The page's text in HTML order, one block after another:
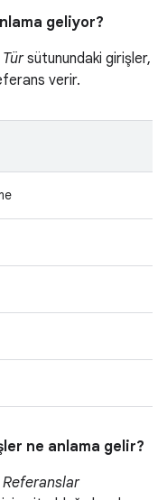
geliyor?
Türsütunundaki girişler,
verir.
ne anlama gelir?
Referanslar